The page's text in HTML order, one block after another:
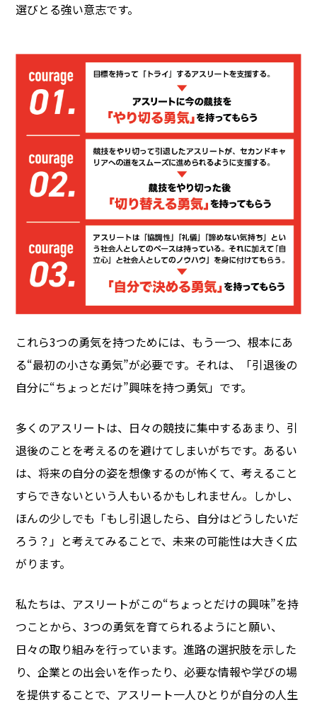
選びとる強い意志です。
これら3つの勇気を持つためには、もう一つ、根本にあ
る“最初の小さな勇気”が必要です。それは、「引退後の
自分に“ちょっとだけ”興味を持つ勇気」です。
多くのアスリートは、日々の競技に集中するあまり、引
退後のことを考えるのを避けてしまいがちです。あるい
は、将来の自分の姿を想像するのが怖くて、考えること
すらできないという人もいるかもしれません。しかし、
ほんの少しでも「もし引退したら、自分はどうしたいだ
ろう？」と考えてみることで、未来の可能性は大きく広
がります。
私たちは、アスリートがこの“ちょっとだけの興味”を持
つことから、3つの勇気を育てられるようにと願い、
日々の取り組みを行っています。進路の選択肢を示した
り、企業との出会いを作ったり、必要な情報や学びの場
を提供することで、アスリート一人ひとりが自分の人生